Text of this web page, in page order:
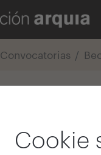
Cookie
Convocatorias
E.T.S.